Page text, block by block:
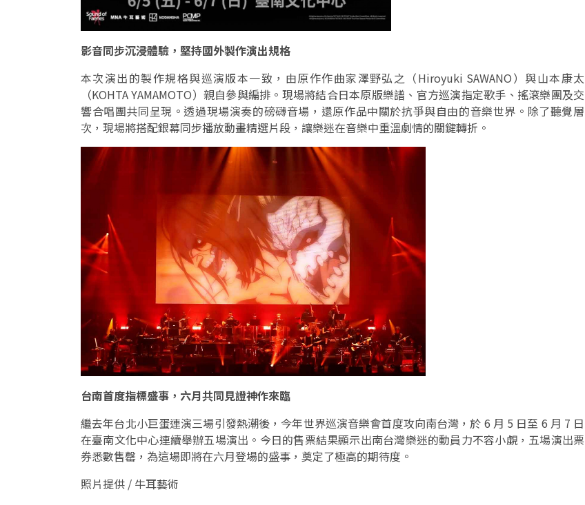
影音同步沉浸體驗，堅持國外製作演出規格
本次演出的製作規格與巡演版本一致，由原作作曲家澤野弘之（Hiroyuki SAWANO）與山本康太
（KOHTA YAMAMOTO）親自參與編排。現場將結合日本原版樂譜、官方巡演指定歌手、搖滾樂團及交
響合唱團共同呈現。透過現場演奏的磅礴音場，還原作品中關於抗爭與自由的音樂世界。除了聽覺層
次，現場將搭配銀幕同步播放動畫精選片段，讓樂迷在音樂中重溫劇情的關鍵轉折。
台南首度指標盛事，六月共同見證神作來臨
繼去年台北小巨蛋連演三場引發熱潮後，今年世界巡演音樂會首度攻向南台灣，於 6 月 5 日至 6 月 7 日
在臺南文化中心連續舉辦五場演出。今日的售票結果顯示出南台灣樂迷的動員力不容小覷，五場演出票
券悉數售罄，為這場即將在六月登場的盛事，奠定了極高的期待度。
照片提供 / 牛耳藝術